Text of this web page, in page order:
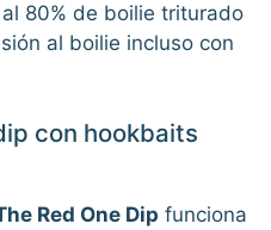
80% de boilie triturado
al boilie incluso con
con hookbaits
Red One Dip funciona